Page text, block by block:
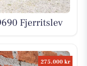
Fjerritslev
275.000 kr